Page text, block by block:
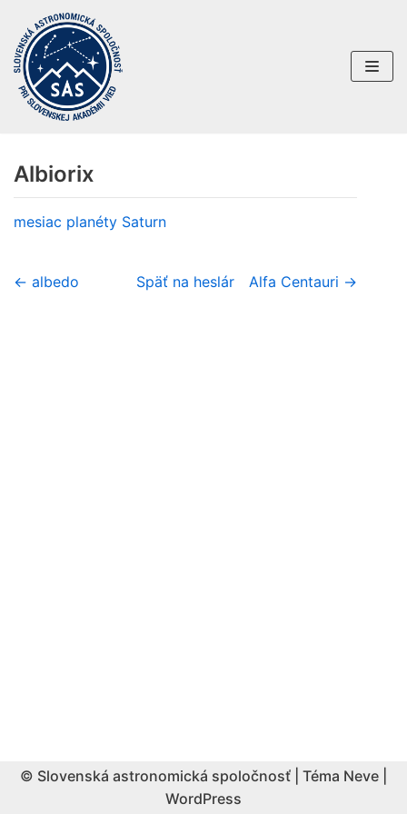
Preskočiť
na
obsah
Albiorix
mesiac planéty Saturn
← albedo Späť na heslár Alfa Centauri →
© Slovenská astronomická spoločnosť | Téma Neve
WordPress